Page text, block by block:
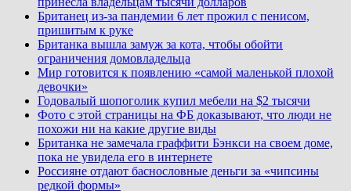
Британец из-за пандемии 6 лет прожил с пенисом,
пришитым к руке
Британка вышла замуж за кота, чтобы обойти
ограничения домовладельца
Мир готовится к появлению «самой маленькой плохой
девочки»
Годовалый шопоголик купил мебели на $2 тысячи
Фото с этой страницы на ФБ доказывают, что люди не
похожи ни на какие другие виды
Британка не замечала граффити Бэнкси на своем доме,
пока не увидела его в интернете
Россияне отдают баснословные деньги за «чипсины
редкой формы»